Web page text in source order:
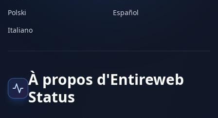
Polski
Español
Italiano
À propos d'Entireweb
Status